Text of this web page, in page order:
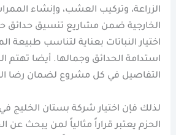
الزراعة، وتركيب العشب، وإنشاء
الخارجية ضمن مشاريع تنسيق حدائق
اختيار النباتات بعناية لتناسب طبيعة
استدامة الحدائق وجمالها. أيضا تهتم
التفاصيل في كل مشروع لضمان رضا
لذلك فإن اختيار شركة بستان الخليج
الحزم يعتبر قراراً مثالياً لمن يبحث عن